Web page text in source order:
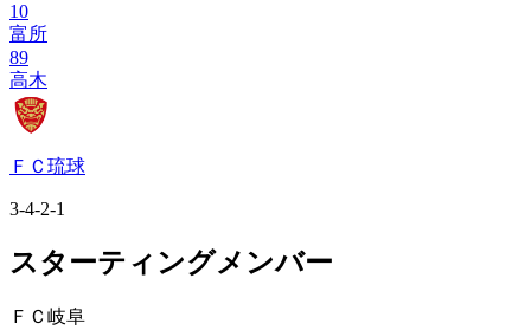
10
富所
89
高木
ＦＣ琉球
3-4-2-1
スターティングメンバー
ＦＣ岐阜